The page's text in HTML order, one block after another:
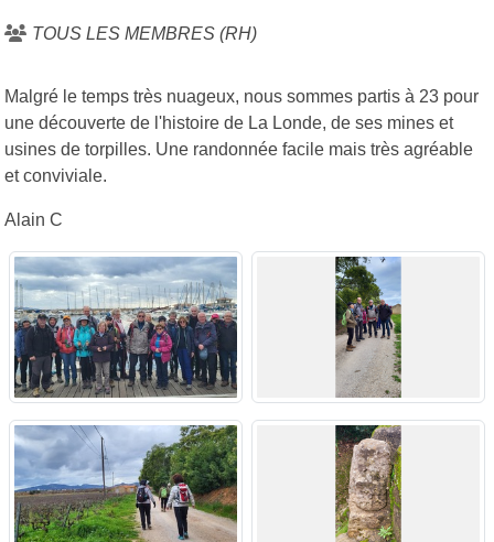
TOUS LES MEMBRES (RH)
Malgré le temps très nuageux, nous sommes partis à 23 pour
une découverte de l'histoire de La Londe, de ses mines et
usines de torpilles. Une randonnée facile mais très agréable
et conviviale.
Alain C